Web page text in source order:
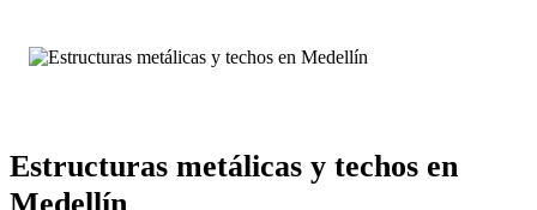
Estructuras metálicas y techos en